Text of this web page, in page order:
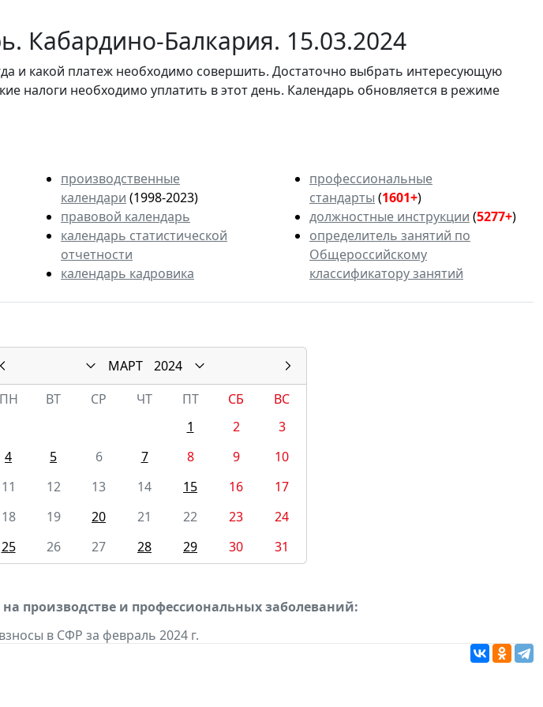
Кабардино-Балкария. 15.03.2024
и какой платеж необходимо совершить. Достаточно выбрать интересующую
налоги необходимо уплатить в этот день. Календарь обновляется в режиме
производственные
календари (1998-2023)
правовой календарь
календарь статистической
отчетности
календарь кадровика
профессиональные
стандарты (1601+)
должностные инструкции (5277+)
определитель занятий по
Общероссийскому
классификатору занятий
МАРТ
2024
ПН
ВТ СР ЧТ ПТ СБ
ВС
1
2
3
4
5 6 7 8 9
10
11
12 13 14 15 16
17
18
19 20 21 22 23
24
25
26 27 28 29 30 31
производстве и профессиональных заболеваний:
в СФР за февраль 2024 г.